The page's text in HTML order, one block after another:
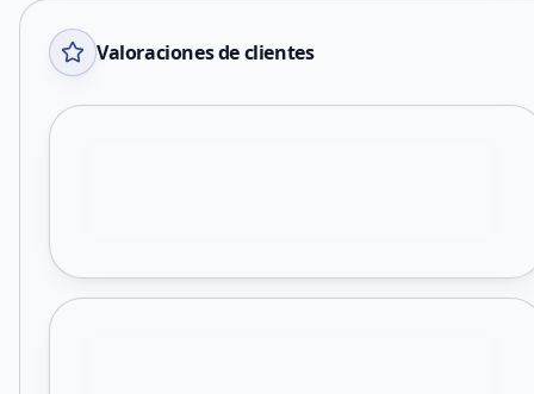
Valoraciones de clientes